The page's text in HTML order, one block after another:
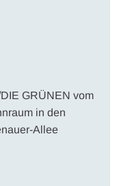
GRÜNEN vom
in den
Allee